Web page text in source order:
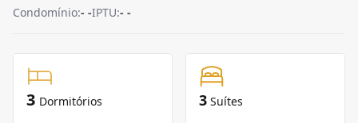
Condomínio:- -IPTU:- -
3 Dormitórios 3 Suítes